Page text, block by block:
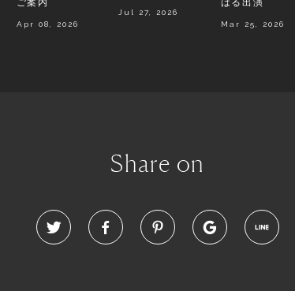
Apr 08, 2026
Jul 27, 2026
Mar 25, 2026
Share on